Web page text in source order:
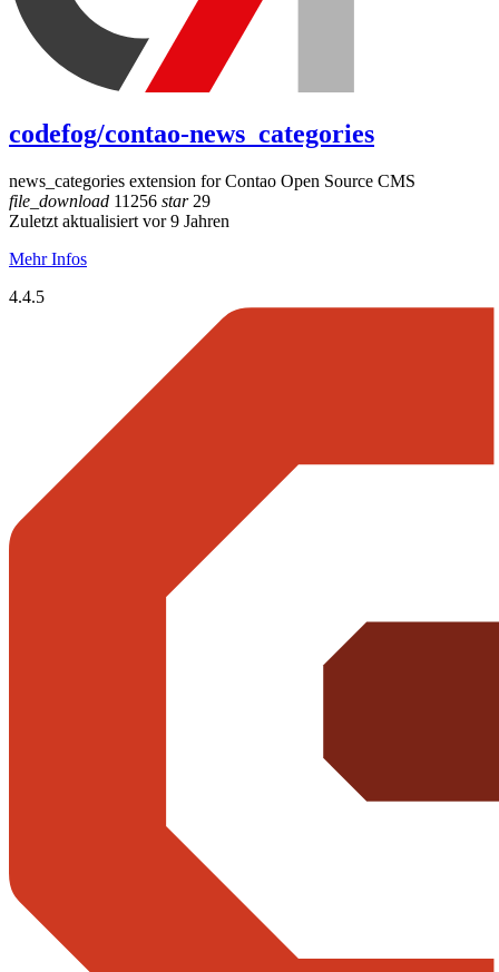
codefog/contao-news_categories
news_categories extension for Contao Open Source CMS
file_download 11256 star29
Zuletzt aktualisiert vor 9 Jahren
Mehr Infos
4.4.5